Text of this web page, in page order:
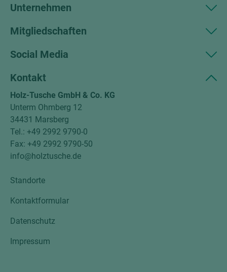
Unternehmen
Mitgliedschaften
Social Media
Kontakt
Holz-Tusche GmbH & Co. KG
Unterm Ohmberg 12
34431 Marsberg
Tel.: +49 2992 9790-0
Fax: +49 2992 9790-50
info@holztusche.de
Standorte
Kontaktformular
Datenschutz
Impressum